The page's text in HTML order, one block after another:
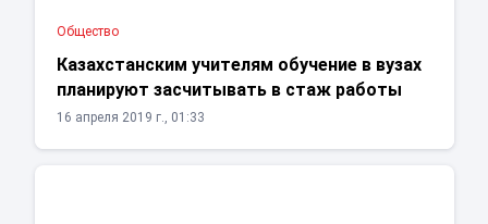
Общество
Казахстанским учителям обучение в вузах
планируют засчитывать в стаж работы
16 апреля 2019 г., 01:33